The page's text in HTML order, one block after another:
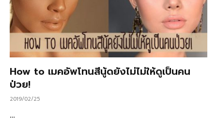
How to เมคอัพโทนสีนู้ดยังไม่ไม่ให้ดูเป็นคน
ป่วย!
2019/02/25
…